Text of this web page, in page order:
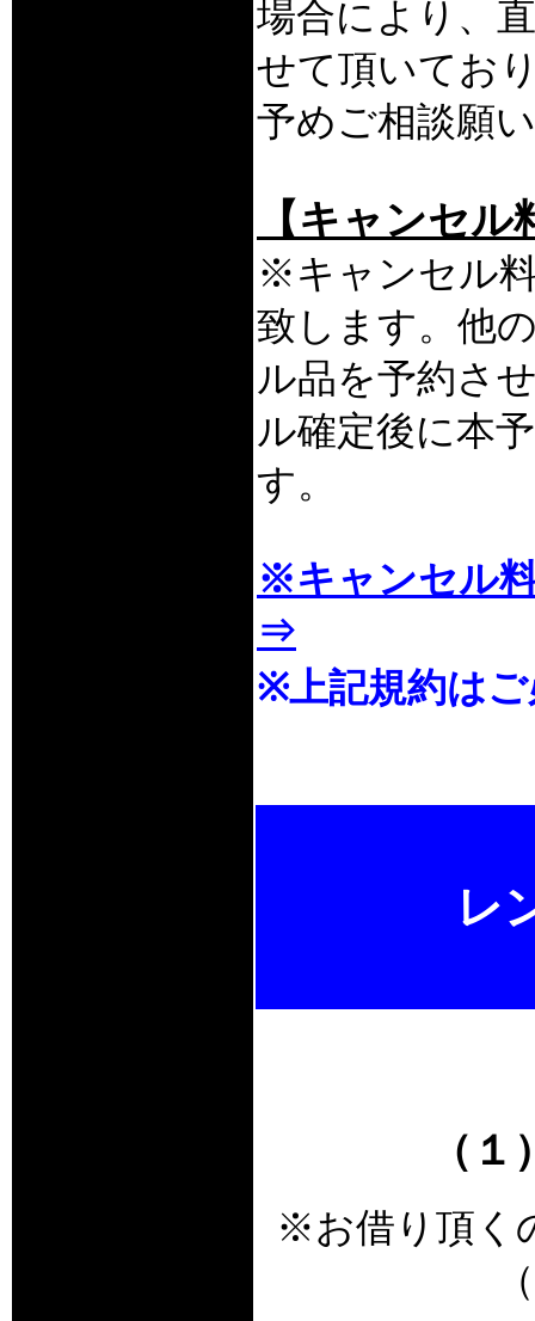
場合により、
せて頂いてお
予めご相談願
【キャンセ
※キャンセル
致します。他
ル品を予約さ
ル確定後に本
す。
※キャンセル
⇒
※上記規約は
レ
（
※お借り頂く